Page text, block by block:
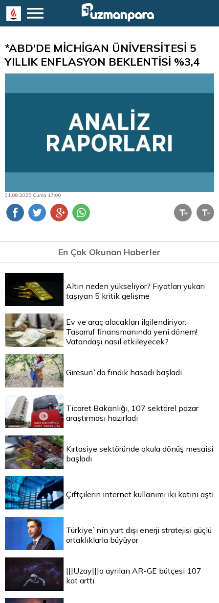
*ABD'DE MİCHİGAN ÜNİVERSİTESİ 5
YILLIK ENFLASYON BEKLENTİSİ %3,4
01.08.2025 Cuma 17:00
En Çok Okunan Haberler
Altın neden yükseliyor? Fiyatları yukarı
taşıyan 5 kritik gelişme
Ev ve araç alacakları ilgilendiriyor:
Tasarruf finansmanında yeni dönem!
Vatandaşı nasıl etkileyecek?
Giresun`da fındık hasadı başladı
Ticaret Bakanlığı, 107 sektörel pazar
araştırması hazırladı
Kırtasiye sektöründe okula dönüş mesaisi
başladı
Çiftçilerin internet kullanımı iki katını aştı
Türkiye`nin yurt dışı enerji stratejisi güçlü
ortaklıklarla büyüyor
|||Uzay|||a ayrılan AR-GE bütçesi 107
kat arttı